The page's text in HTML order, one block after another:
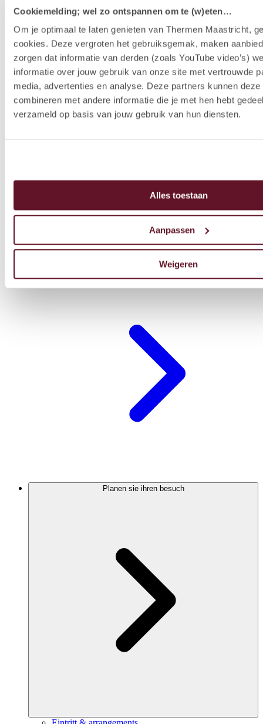
Cookiemelding; wel zo ontspannen om te (w)eten…
Om je optimaal te laten genieten van Thermen Maastricht,
cookies. Deze vergroten het gebruiksgemak, maken
zorgen dat informatie van derden (zoals YouTube video’s)
informatie over jouw gebruik van onze site met vertrouwde
media, advertenties en analyse. Deze partners kunnen deze
combineren met andere informatie die je met hen hebt
verzameld op basis van jouw gebruik van hun diensten.
Alles toestaan
Aanpassen
Weigeren
Hotelausstattung
Planen sie ihren besuch